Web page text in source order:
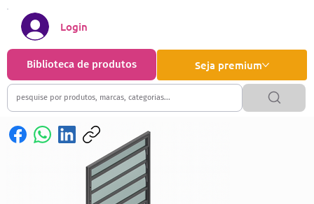
Seja premium
Biblioteca de produtos
Login